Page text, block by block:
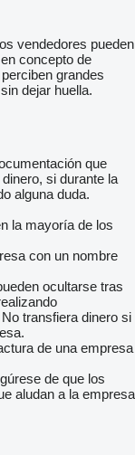
vendedores pueden
concepto de
grandes
dejar huella.
que
si durante la
alguna duda.
la mayoría de los
con un nombre
ocultarse tras
transfiera dinero si
de una empresa
de que los
aludan a la empresa